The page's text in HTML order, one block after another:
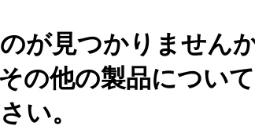
が見つかりません
の他の製品につい
い。